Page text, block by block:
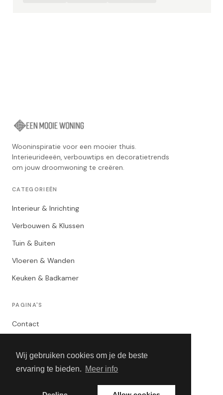
Wij gebruiken cookies om je de beste
ervaring te bieden. Meer info
Wooninspiratie voor een mooier thuis.
Interieurideeën, verbouwtips en decoratietrends
om jouw droomwoning te creëren.
CATEGORIEËN
Interieur & Inrichting
Verbouwen & Klussen
Tuin & Buiten
Vloeren & Wanden
Keuken & Badkamer
PAGINA'S
Contact
Algemene Voorwaarden
Adverteren